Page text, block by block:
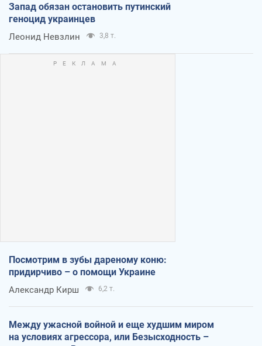
Запад обязан остановить путинский
геноцид украинцев
Леонид Невзлин 3,8 т.
Посмотрим в зубы дареному коню:
придирчиво – о помощи Украине
Александр Кирш 6,2 т.
Между ужасной войной и еще худшим миром
на условиях агрессора, или Безысходность –